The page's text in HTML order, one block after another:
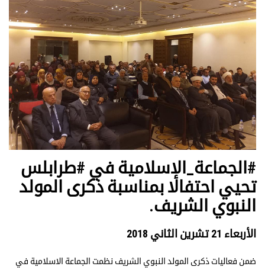
#الجماعة_الإسلامية في #طرابلس
تحيي احتفالا بمناسبة ذكرى المولد
النبوي الشريف.
الأربعاء 21 تشرين الثاني 2018
ضمن فعاليات ذكرى المولد النبوي الشريف نظمت الجماعة الاسلامية في